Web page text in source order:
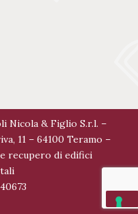
Nicola & Figlio S.r.l. –
11 – 64100 Teramo –
recupero di edifici